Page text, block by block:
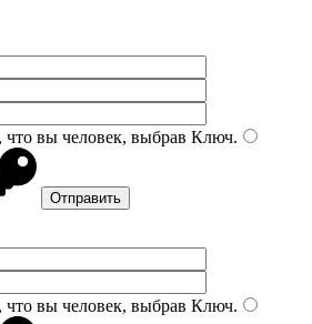
вы человек, выбрав Ключ.
вы человек, выбрав Ключ.